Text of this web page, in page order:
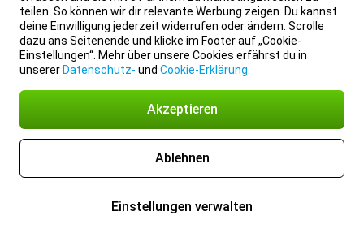
teilen. So können wir dir relevante Werbung zeigen. Du kannst
deine Einwilligung jederzeit widerrufen oder ändern. Scrolle
dazu ans Seitenende und klicke im Footer auf „Cookie-
Einstellungen“. Mehr über unsere Cookies erfährst du in
unserer Datenschutz- und Cookie-Erklärung
Akzeptieren
Ablehnen
Einstellungen verwalten